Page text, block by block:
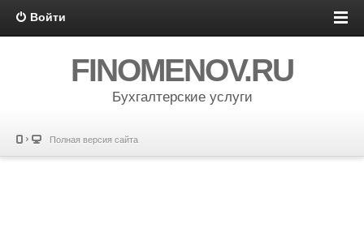
Войти
FINOMENOV.RU
Бухгалтерские услуги
Полная версия сайта